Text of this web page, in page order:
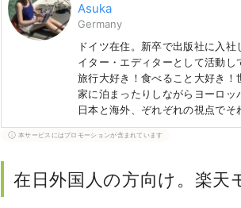
Asuka
Germany
ドイツ在住。新卒で出版社に入
イター・エディターとして活動し
旅行大好き！食べること大好き
家に泊まったりしながらヨーロ
日本と海外、ぞれぞれの視点でそ
本サービスにはプロモーションが含まれています
在日外国人の方向け。楽天